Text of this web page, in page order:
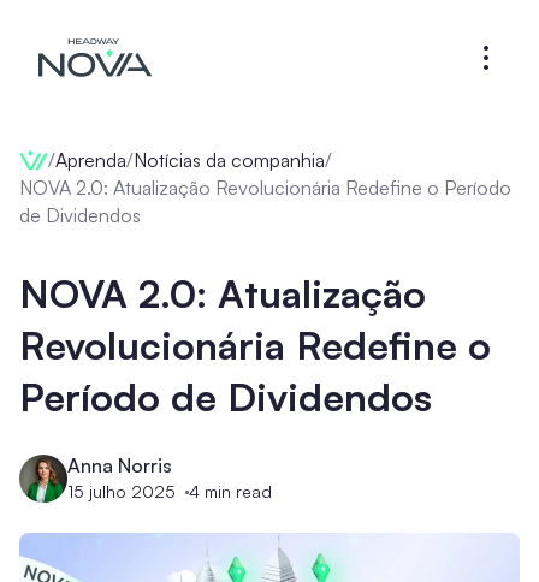
/Aprenda/Notícias da companhia/
NOVA 2.0: Atualização Revolucionária Redefine o Período
de Dividendos
NOVA 2.0: Atualização
Revolucionária Redefine o
Período de Dividendos
Anna Norris
15 julho 2025 4 min read